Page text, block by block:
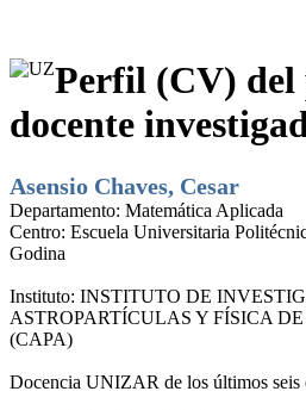
Perfil (CV) del
docente
Asensio Chaves, Cesar
Departamento: Matemática Aplicada
Centro: Escuela Universitaria
Godina
Instituto: INSTITUTO DE
ASTROPARTÍCULAS Y FÍSICA
(CAPA)
Docencia UNIZAR de los últimos seis